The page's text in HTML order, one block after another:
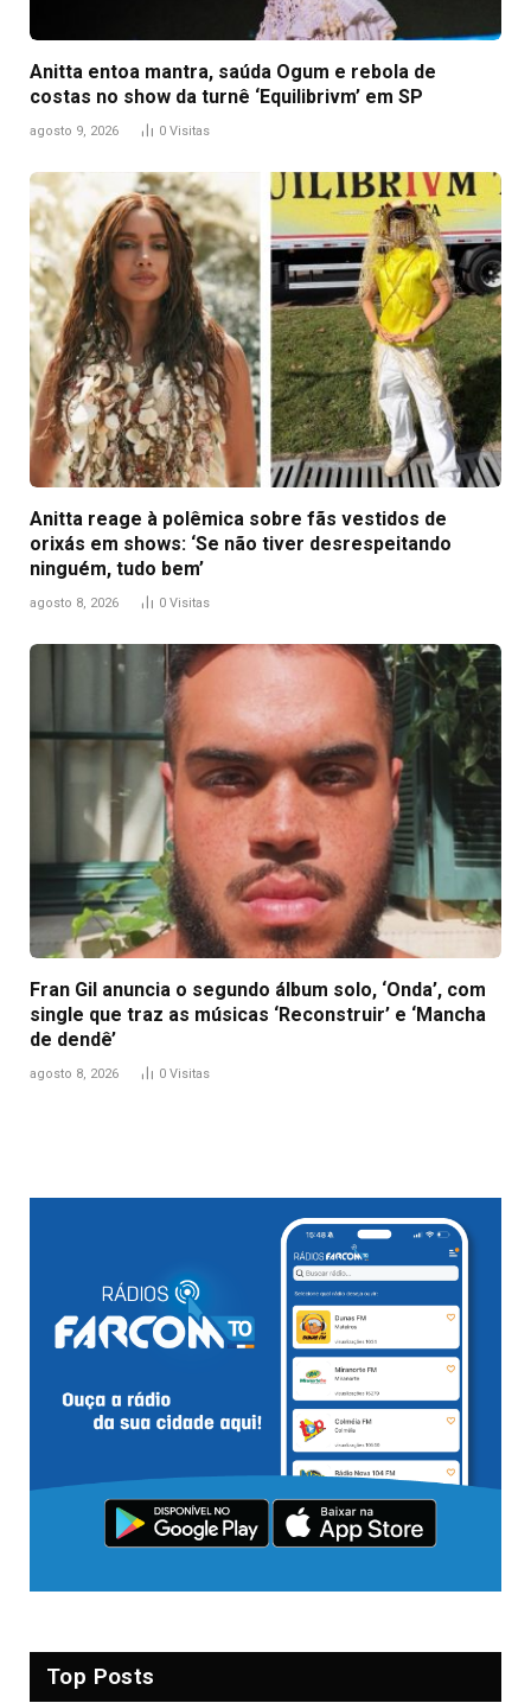
Anitta entoa mantra, saúda Ogum e rebola de
costas no show da turnê ‘Equilibrivm’ em SP
agosto 9, 2026 0 Visitas
Anitta reage à polêmica sobre fãs vestidos de
orixás em shows: ‘Se não tiver desrespeitando
ninguém, tudo bem’
agosto 8, 2026 0 Visitas
Fran Gil anuncia o segundo álbum solo, ‘Onda’, com
single que traz as músicas ‘Reconstruir’ e ‘Mancha
de dendê’
agosto 8, 2026 0 Visitas
Top Posts